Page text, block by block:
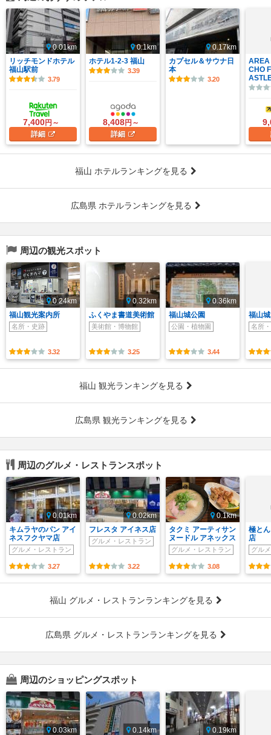
0.01km
リッチモンドホテル
福山駅前
3.79
7,400円～
詳細
0.1km
ホテル1-2-3 福山
3.39
8,408円～
詳細
0.17km
カプセル＆サウナ日
本
3.20
AREA
CHO
福山 ホテルランキングを見る
広島県 ホテルランキングを見る
周辺の観光スポット
0.24km
福山観光案内所
名所・史跡
3.32
0.32km
ふくやま書道美術館
美術館・博物館
3.25
0.36km
福山城公園
公園・植物園
3.44
福山城
名所
福山 観光ランキングを見る
広島県 観光ランキングを見る
周辺のグルメ・レストランスポット
0.01km
キムラヤのパン アイ
ネスフクヤマ店
グルメ・レストラン
3.27
0.02km
フレスタ アイネス店
グルメ・レストラン
3.22
0.1km
タクミ アーティサン
ヌードル アネックス
グルメ・レストラン
3.08
極と
店
グル
福山 グルメ・レストランランキングを見る
広島県 グルメ・レストランランキングを見る
周辺のショッピングスポット
0.03km
0.14km
0.19km